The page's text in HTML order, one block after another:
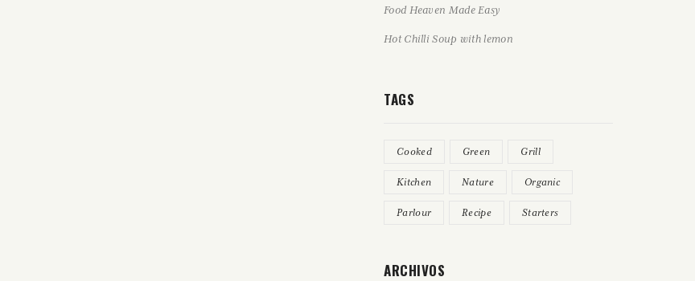
Food Heaven Made Easy
Hot Chilli Soup with lemon
TAGS
Cooked Green Grill
Kitchen Nature Organic
Parlour Recipe Starters
ARCHIVOS